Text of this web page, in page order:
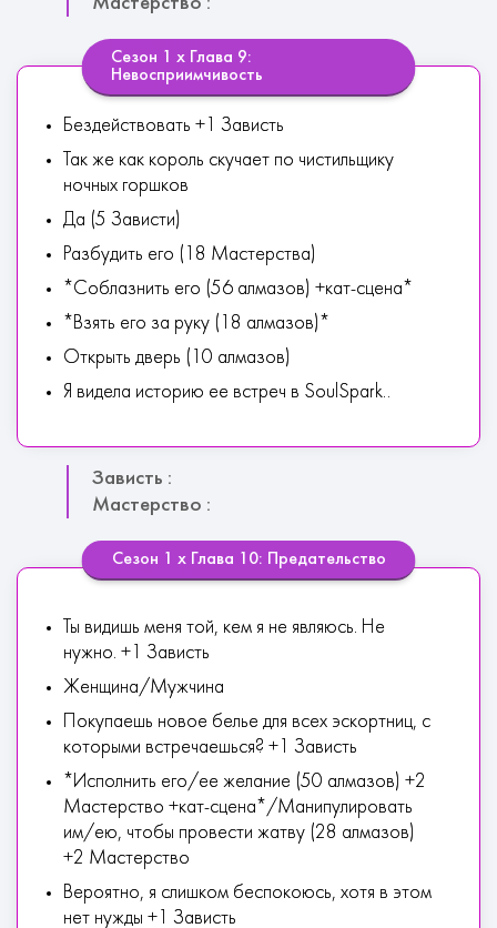
Сезон 1 х Глава 9:
Невосприимчивость
Бездействовать +1 Зависть
Так же как король скучает по чистильщику
ночных горшков
Да (5 Зависти)
Разбудить его (18 Мастерства)
*Соблазнить его (56 алмазов) +кат-сцена*
*Взять его за руку (18 алмазов)*
Открыть дверь (10 алмазов)
Я видела историю ее встреч в SoulSpark..
Зависть :
Мастерство :
Сезон 1 х Глава 10: Предательство
Ты видишь меня той, кем я не являюсь. Не
нужно. +1 Зависть
Женщина/Мужчина
Покупаешь новое белье для всех эскортниц, с
которыми встречаешься? +1 Зависть
*Исполнить его/ее желание (50 алмазов) +2
Мастерство +кат-сцена*/Манипулировать
им/ею, чтобы провести жатву (28 алмазов)
+2 Мастерство
Вероятно, я слишком беспокоюсь, хотя в этом
нет нужды +1 Зависть